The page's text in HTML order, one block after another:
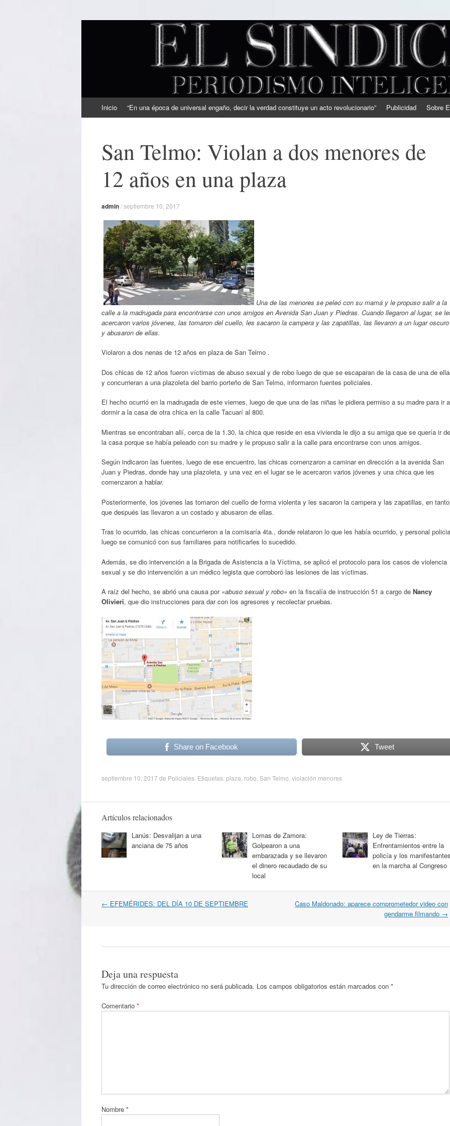
EL SINDICAL
Periodismo Inteligente
al
Inicio “En una época de universal engaño, decir la verdad constituye un acto revolucionario” Publicidad Sobre
San Telmo: Violan a dos menores de
12 años en una plaza
admin/septiembre 10, 2017
Una de las menores se peleó con su mamá y le propuso salir a la
calle a la madrugada para encontrarse con unos amigos en Avenida San Juan y Piedras. Cuando llegaron al lugar, se
acercaron varios jóvenes, las tomaron del cuello, les sacaron la campera y las zapatillas, las llevaron a un lugar oscuro
y abusaron de ellas.
Violaron a dos nenas de 12 años en plaza de San Telmo .
Dos chicas de 12 años fueron víctimas de abuso sexual y de robo luego de que se escaparan de la casa de una de
y concurrieran a una plazoleta del barrio porteño de San Telmo, informaron fuentes policiales.
El hecho ocurrió en la madrugada de este viernes, luego de que una de las niñas le pidiera permiso a su madre para ir a
dormir a la casa de otra chica en la calle Tacuarí al 800.
Mientras se encontraban allí, cerca de la 1.30, la chica que reside en esa vivienda le dijo a su amiga que se quería ir de
la casa porque se había peleado con su madre y le propuso salir a la calle para encontrarse con unos amigos.
Según indicaron las fuentes, luego de ese encuentro, las chicas comenzaron a caminar en dirección a la avenida San
Juan y Piedras, donde hay una plazoleta, y una vez en el lugar se le acercaron varios jóvenes y una chica que les
comenzaron a hablar.
Posteriormente, los jóvenes las tomaron del cuello de forma violenta y les sacaron la campera y las zapatillas, en tanto
que después las llevaron a un costado y abusaron de ellas.
Tras lo ocurrido, las chicas concurrieron a la comisaría 4ta., donde relataron lo que les había ocurrido, y personal
luego se comunicó con sus familiares para notificarles lo sucedido.
Además, se dio intervención a la Brigada de Asistencia a la Víctima, se aplicó el protocolo para los casos de violencia
sexual y se dio intervención a un médico legista que corroboró las lesiones de las víctimas.
A raíz del hecho, se abrió una causa por«abuso sexual y robo» en la fiscalía de instrucción 51 a cargo de Nancy
Olivieri, que dio instrucciones para dar con los agresores y recolectar pruebas.
Share on Facebook Tweet
septiembre 10, 2017 de Policiales . Etiquetas:plaza robo San Telmo violación menores
Artículos relacionados
Lanús: Desvalijan a una
anciana de 75 años
Lomas de Zamora:
Golpearon a una
embarazada y se llevaron
el dinero recaudado de su
local
Ley de Tierras:
Enfrentamientos entre la
policía y los
en la marcha al Congreso
Navegación
← EFEMÉRIDES: DEL DÍA 10 DE SEPTIEMBRE
Caso Maldonado: aparece comprometedor video con
gendarme filmando →
Deja una respuesta
Tu dirección de correo electrónico no será publicada. Los campos obligatorios están marcados con *
Comentario *
Nombre *